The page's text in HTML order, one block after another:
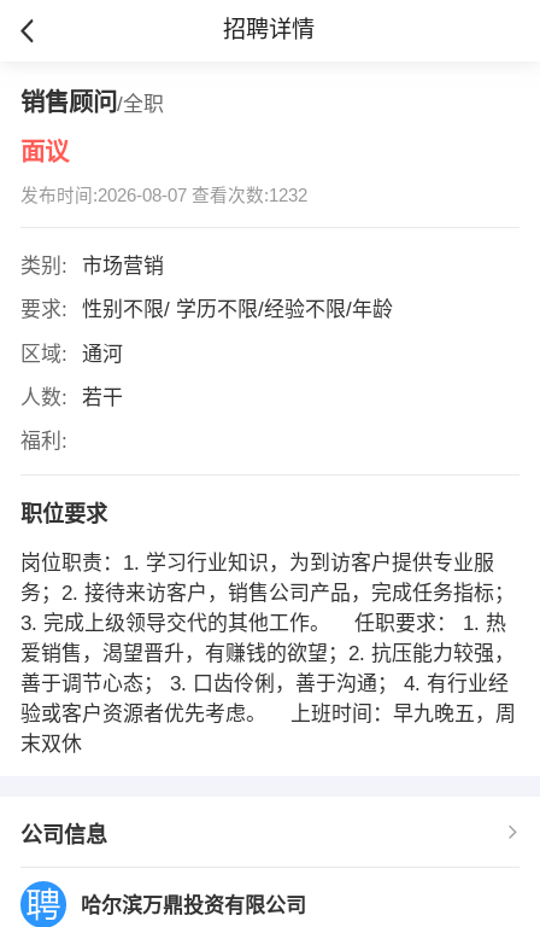
招聘详情
销售顾问/全职
面议
发布时间:2026-08-07 查看次数:1232
类别:
市场营销
要求:
性别不限/ 学历不限/经验不限/年龄
区域:
通河
人数:
若干
福利:
职位要求
岗位职责：1. 学习行业知识，为到访客户提供专业服
务；2. 接待来访客户，销售公司产品，完成任务指标；
3. 完成上级领导交代的其他工作。 任职要求： 1. 热
爱销售，渴望晋升，有赚钱的欲望；2. 抗压能力较强，
善于调节心态； 3. 口齿伶俐，善于沟通； 4. 有行业经
验或客户资源者优先考虑。 上班时间：早九晚五，周
末双休
公司信息
哈尔滨万鼎投资有限公司